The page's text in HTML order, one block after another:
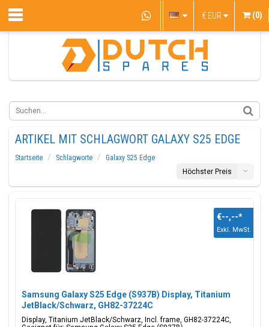
€ EUR (0)
ARTIKEL MIT SCHLAGWORT GALAXY S25 EDGE
Startseite Schlagworte
Galaxy S25 Edge
Höchster Preis
Samsung Galaxy S25 Edge (S937B) Display, Titanium
JetBlack/Schwarz, GH82-37224C
Display, Titanium JetBlack/Schwarz, Incl. frame, GH82-37224C,
€--,--*
Exkl. MwSt.